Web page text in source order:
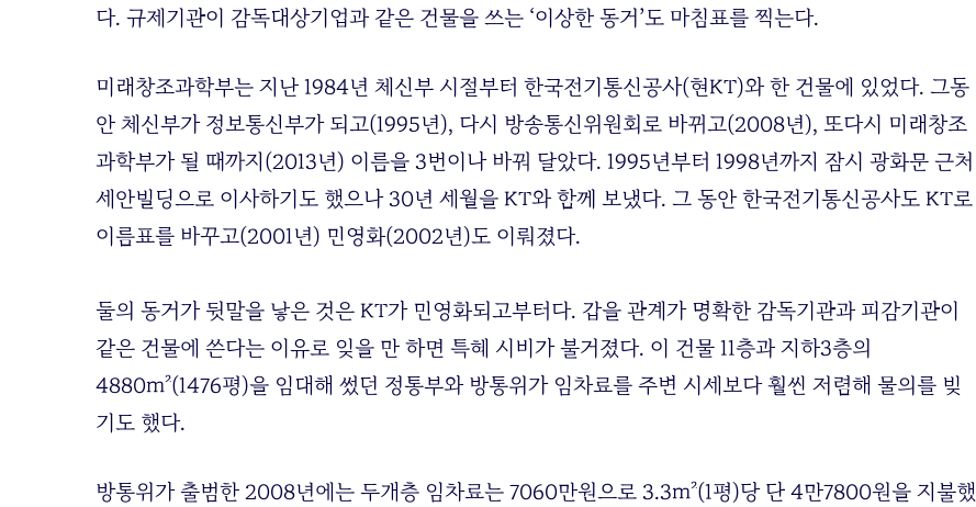
다. 규제기관이 감독대상기업과 같은 건물을 쓰는 ‘이상한 동거’도 마침표를 찍는다.
미래창조과학부는 지난 1984년 체신부 시절부터 한국전기통신공사(현KT)와 한 건물에 있었다. 그동
안 체신부가 정보통신부가 되고(1995년), 다시 방송통신위원회로 바뀌고(2008년), 또다시 미래창조
과학부가 될 때까지(2013년) 이름을 3번이나 바꿔 달았다. 1995년부터 1998년까지 잠시 광화문 근처
세안빌딩으로 이사하기도 했으나 30년 세월을 KT와 함께 보냈다. 그 동안 한국전기통신공사도 KT로
이름표를 바꾸고(2001년) 민영화(2002년)도 이뤄졌다.
둘의 동거가 뒷말을 낳은 것은 KT가 민영화되고부터다. 갑을 관계가 명확한 감독기관과 피감기관이
같은 건물에 쓴다는 이유로 잊을 만 하면 특혜 시비가 불거졌다. 이 건물 11층과 지하3층의
4880m²(1476평)을 임대해 썼던 정통부와 방통위가 임차료를 주변 시세보다 훨씬 저렴해 물의를 빚
기도 했다.
방통위가 출범한 2008년에는 두개층 임차료는 7060만원으로 3.3m²(1평)당 단 4만7800원을 지불했